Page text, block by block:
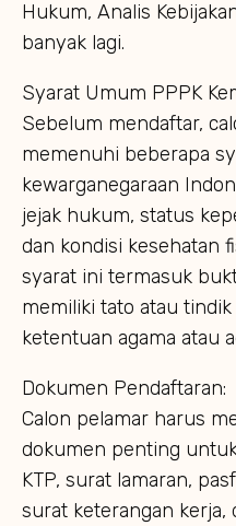
Hukum, Analis
banyak lagi.
Syarat Umum PPPK
Sebelum mendaftar,
memenuhi beberapa
kewarganegaraan
jejak hukum, status
dan kondisi kesehatan
syarat ini termasuk
memiliki tato atau
ketentuan agama atau
Dokumen Pendaftaran:
Calon pelamar harus
dokumen penting
KTP, surat lamaran,
surat keterangan